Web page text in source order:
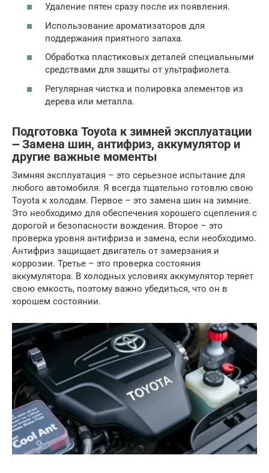
Удаление пятен сразу после их появления.
Использование ароматизаторов для
поддержания приятного запаха.
Обработка пластиковых деталей специальными
средствами для защиты от ультрафиолета.
Регулярная чистка и полировка элементов из
дерева или металла.
Подготовка Toyota к зимней эксплуатации
౼ Замена шин, антифриз, аккумулятор и
другие важные моменты
Зимняя эксплуатация – это серьезное испытание для
любого автомобиля. Я всегда тщательно готовлю свою
Toyota к холодам. Первое – это замена шин на зимние.
Это необходимо для обеспечения хорошего сцепления с
дорогой и безопасности вождения. Второе – это
проверка уровня антифриза и замена, если необходимо.
Антифриз защищает двигатель от замерзания и
коррозии. Третье – это проверка состояния
аккумулятора. В холодных условиях аккумулятор теряет
свою емкость, поэтому важно убедиться, что он в
хорошем состоянии.